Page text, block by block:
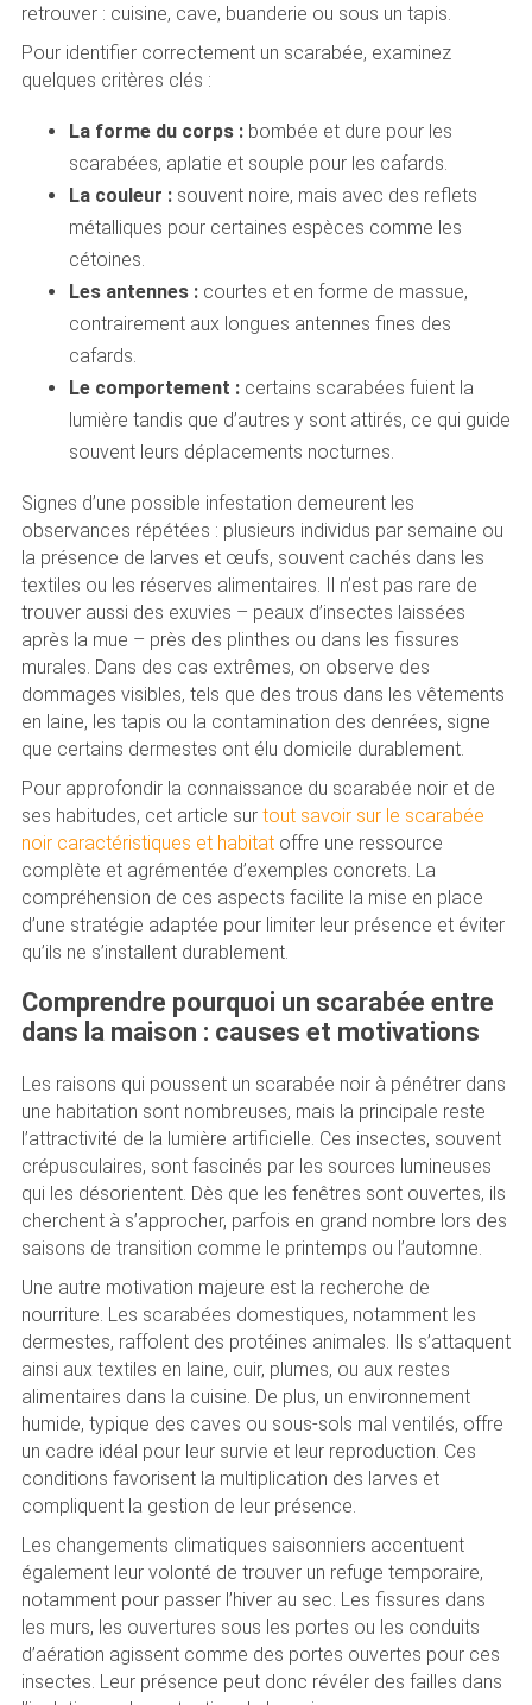
retrouver : cuisine, cave, buanderie ou sous un tapis.
Pour identifier correctement un scarabée, examinez
quelques critères clés :
La forme du corps :bombée et dure pour les
scarabées, aplatie et souple pour les cafards.
La couleur :souvent noire, mais avec des reflets
métalliques pour certaines espèces comme les
cétoines.
Les antennes :courtes et en forme de massue,
contrairement aux longues antennes fines des
cafards.
Le comportement :certains scarabées fuient la
lumière tandis que d’autres y sont attirés, ce qui guide
souvent leurs déplacements nocturnes.
Signes d’une possible infestation demeurent les
observances répétées : plusieurs individus par semaine ou
la présence de larves et œufs, souvent cachés dans les
textiles ou les réserves alimentaires. Il n’est pas rare de
trouver aussi des exuvies – peaux d’insectes laissées
après la mue – près des plinthes ou dans les fissures
murales. Dans des cas extrêmes, on observe des
dommages visibles, tels que des trous dans les vêtements
en laine, les tapis ou la contamination des denrées, signe
que certains dermestes ont élu domicile durablement.
Pour approfondir la connaissance du scarabée noir et de
ses habitudes, cet article sur tout savoir sur le scarabée
noir caractéristiques et habitatoffre une ressource
complète et agrémentée d’exemples concrets. La
compréhension de ces aspects facilite la mise en place
d’une stratégie adaptée pour limiter leur présence et éviter
qu’ils ne s’installent durablement.
Comprendre pourquoi un scarabée entre
dans la maison : causes et motivations
Les raisons qui poussent un scarabée noir à pénétrer dans
une habitation sont nombreuses, mais la principale reste
l’attractivité de la lumière artificielle. Ces insectes, souvent
crépusculaires, sont fascinés par les sources lumineuses
qui les désorientent. Dès que les fenêtres sont ouvertes, ils
cherchent à s’approcher, parfois en grand nombre lors des
saisons de transition comme le printemps ou l’automne.
Une autre motivation majeure est la recherche de
nourriture. Les scarabées domestiques, notamment les
dermestes, raffolent des protéines animales. Ils s’attaquent
ainsi aux textiles en laine, cuir, plumes, ou aux restes
alimentaires dans la cuisine. De plus, un environnement
humide, typique des caves ou sous-sols mal ventilés, offre
un cadre idéal pour leur survie et leur reproduction. Ces
conditions favorisent la multiplication des larves et
compliquent la gestion de leur présence.
Les changements climatiques saisonniers accentuent
également leur volonté de trouver un refuge temporaire,
notamment pour passer l’hiver au sec. Les fissures dans
les murs, les ouvertures sous les portes ou les conduits
d’aération agissent comme des portes ouvertes pour ces
insectes. Leur présence peut donc révéler des failles dans